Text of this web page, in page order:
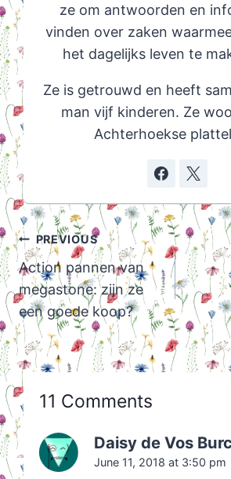
ze om antwoorden en
vinden over zaken
het dagelijks leven te
Ze is getrouwd en heeft
man vijf kinderen. Ze
Achterhoekse
Post
navigation
PREVIOUS
Action pannen van
megastone: zijn ze
een goede koop?
11 Comments
Daisy de Vos
June 11, 2018 at 3:50 pm